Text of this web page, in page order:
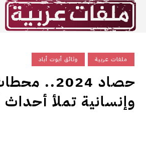
ملفات عربية وثائق أبوت أباد
حصاد
وإنسانية تملأ أحداث